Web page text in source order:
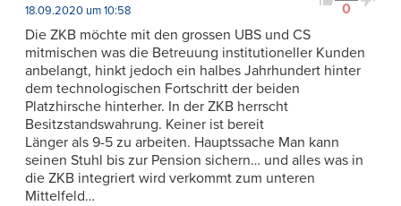
0
18.09.2020 um 10:58
Die ZKB möchte mit den grossen UBS und CS
mitmischen was die Betreuung institutioneller Kunden
anbelangt, hinkt jedoch ein halbes Jahrhundert hinter
dem technologischen Fortschritt der beiden
Platzhirsche hinterher. In der ZKB herrscht
Besitzstandswahrung. Keiner ist bereit
Länger als 9-5 zu arbeiten. Hauptssache Man kann
seinen Stuhl bis zur Pension sichern… und alles was in
die ZKB integriert wird verkommt zum unteren
Mittelfeld…